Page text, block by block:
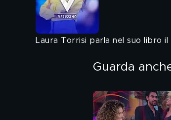
Laura Torrisi parla nel suo libro
Guarda